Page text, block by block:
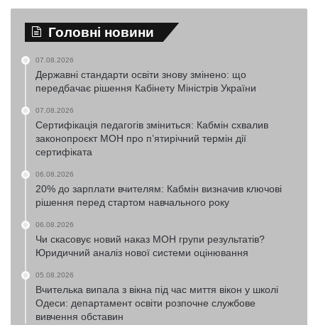
Головні новини
07.08.2026
Державні стандарти освіти знову змінено: що
передбачає рішення Кабінету Міністрів України
07.08.2026
Сертифікація педагогів зміниться: Кабмін схвалив
законопроєкт МОН про п’ятирічний термін дії
сертифіката
06.08.2026
20% до зарплати вчителям: Кабмін визначив ключові
рішення перед стартом навчального року
06.08.2026
Чи скасовує новий наказ МОН групи результатів?
Юридичний аналіз нової системи оцінювання
05.08.2026
Вчителька випала з вікна під час миття вікон у школі
Одеси: департамент освіти розпочне службове
вивчення обставин